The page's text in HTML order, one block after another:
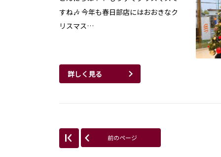
すね🎶 今年も春日部店にはおおきなク
リスマス…
詳しく見る
前のページ